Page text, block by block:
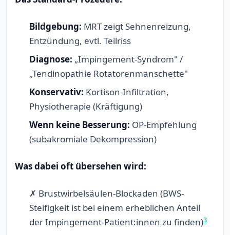
Bildgebung: MRT zeigt Sehnenreizung,
Entzündung, evtl. Teilriss
Diagnose: „Impingement-Syndrom" /
„Tendinopathie Rotatorenmanschette"
Konservativ: Kortison-Infiltration,
Physiotherapie (Kräftigung)
Wenn keine Besserung: OP-Empfehlung
(subakromiale Dekompression)
Was dabei oft übersehen wird:
✗ Brustwirbelsäulen-Blockaden (BWS-
Steifigkeit ist bei einem erheblichen Anteil
der Impingement-Patient:innen zu finden)3